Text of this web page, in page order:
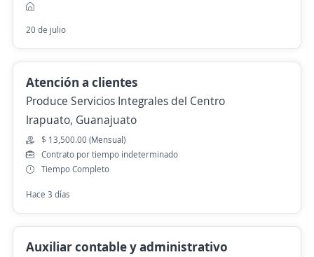
20 de julio
Atención a clientes
Produce Servicios Integrales del Centro
Irapuato, Guanajuato
$ 13,500.00 (Mensual)
Contrato por tiempo indeterminado
Tiempo Completo
Hace 3 días
Auxiliar contable y administrativo